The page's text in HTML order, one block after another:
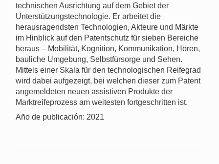
technischen Ausrichtung auf dem Gebiet der
Unterstützungstechnologie. Er arbeitet die
herausragendsten Technologien, Akteure und Märkte
im Hinblick auf den Patentschutz für sieben Bereiche
heraus – Mobilität, Kognition, Kommunikation, Hören,
bauliche Umgebung, Selbstfürsorge und Sehen.
Mittels einer Skala für den technologischen Reifegrad
wird dabei aufgezeigt, bei welchen dieser zum Patent
angemeldeten neuen assistiven Produkte der
Marktreifeprozess am weitesten fortgeschritten ist.
Año de publicación: 2021